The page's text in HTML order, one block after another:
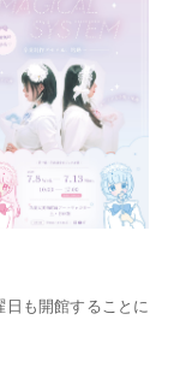
も開館することに